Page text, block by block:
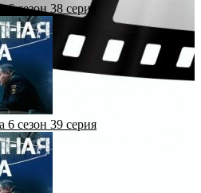
6 сезон 38 серия
6 сезон 39 серия